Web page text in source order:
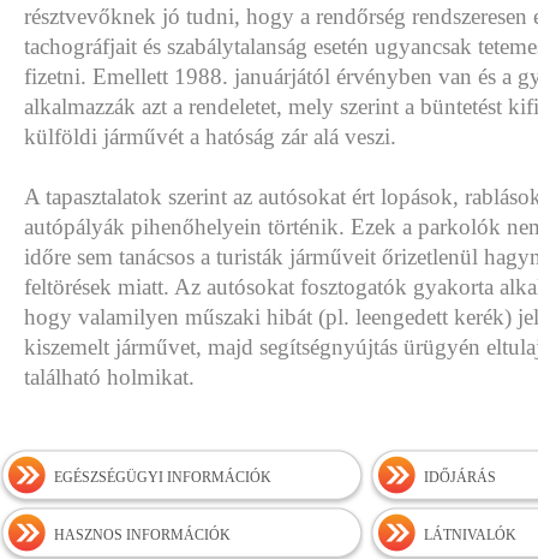
résztvevőknek jó tudni, hogy a rendőrség
tachográfjait és szabálytalanság esetén ugyancsak
fizetni. Emellett 1988. januárjától érvényben van és a
alkalmazzák azt a rendeletet, mely szerint a büntetést
külföldi járművét a hatóság zár alá veszi.
A tapasztalatok szerint az autósokat ért lopások,
autópályák pihenőhelyein történik. Ezek a parkolók
időre sem tanácsos a turisták járműveit őrizetlenül
feltörések miatt. Az autósokat fosztogatók gyakorta
hogy valamilyen műszaki hibát (pl. leengedett kerék)
kiszemelt járművet, majd segítségnyújtás ürügyén
található holmikat.
EGÉSZSÉGÜGYI INFORMÁCIÓK IDŐJÁRÁS
HASZNOS INFORMÁCIÓK LÁTNIVALÓK